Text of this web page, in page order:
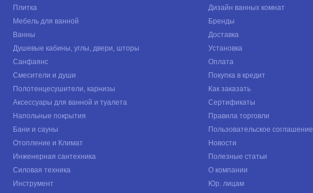
Плитка
Мебель для ванной
Ванны
Душевые кабины, углы, двери, шторы
Санфаянс
Смесители и души
Полотенцесушители, карнизы
Аксессуары для ванной и туалета
Напольные покрытия
Бани и сауны
Отопление и Климат
Инженерная сантехника
Силовая техника
Инструмент
Дизайн ванных комнат
Бренды
Доставка
Установка
Оплата
Покупка в кредит
Как заказать
Сертификаты
Правила торговли
Пользовательское соглашение
Новости
Полезные статьи
О компании
Юр. лицам